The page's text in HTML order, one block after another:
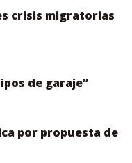
crisis migratorias
de garaje”
por propuesta de